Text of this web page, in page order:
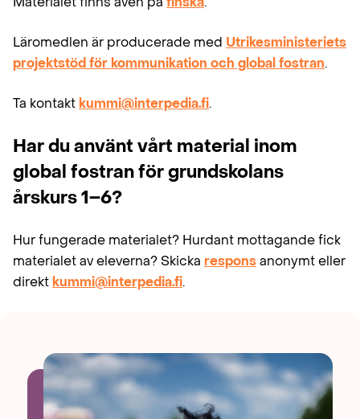
Läromedlen är producerade med Utrikesministeriets
projektstöd för kommunikation och global fostran.
Ta kontakt kummi@interpedia.fi.
Har du använt vårt material inom
global fostran för grundskolans
årskurs 1–6?
Hur fungerade materialet? Hurdant mottagande fick
materialet av eleverna? Skicka responsanonymt eller
direkt kummi@interpedia.fi.